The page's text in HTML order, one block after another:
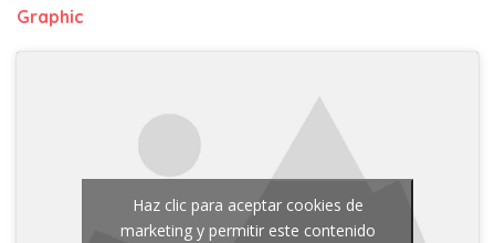
Graphic
Haz clic para aceptar cookies de
marketing y permitir este contenido